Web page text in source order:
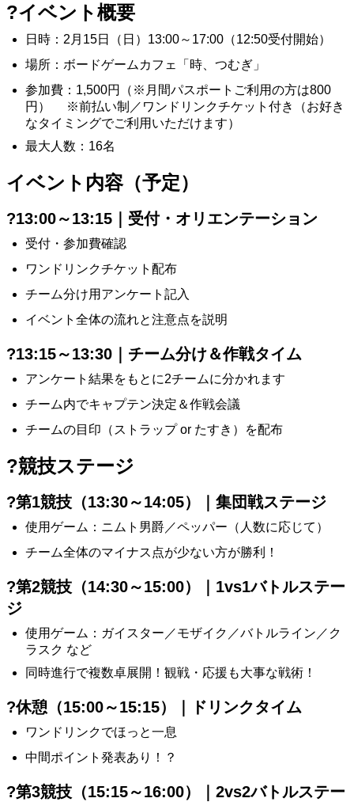
?️イベント概要
日時：2月15日（日）13:00～17:00（12:50受付開始）
場所：ボードゲームカフェ「時、つむぎ」
参加費：1,500円（※月間パスポートご利用の方は800
円） ※前払い制／ワンドリンクチケット付き（お好き
なタイミングでご利用いただけます）
最大人数：16名
イベント内容（予定）
?13:00～13:15｜受付・オリエンテーション
受付・参加費確認
ワンドリンクチケット配布
チーム分け用アンケート記入
イベント全体の流れと注意点を説明
?13:15～13:30｜チーム分け＆作戦タイム
アンケート結果をもとに2チームに分かれます
チーム内でキャプテン決定＆作戦会議
チームの目印（ストラップ or たすき）を配布
?競技ステージ
?第1競技（13:30～14:05）｜集団戦ステージ
使用ゲーム：ニムト男爵／ペッパー（人数に応じて）
チーム全体のマイナス点が少ない方が勝利！
?第2競技（14:30～15:00）｜1vs1バトルステー
ジ
使用ゲーム：ガイスター／モザイク／バトルライン／ク
ラスク など
同時進行で複数卓展開！観戦・応援も大事な戦術！
?休憩（15:00～15:15）｜ドリンクタイム
ワンドリンクでほっと一息
中間ポイント発表あり！？
?第3競技（15:15～16:00）｜2vs2バトルステー